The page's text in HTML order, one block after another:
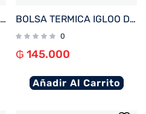
BOLSA TERMICA IGLOO 9 LATAS KIDS SQUARE LUNCH ROSA 64301 BOLSA TERMICA IGLOO DE ALMUERZO Y MERIENDA PARA NIÑOS BEIGE
0
₲ 145.000
Añadir Al Carrito